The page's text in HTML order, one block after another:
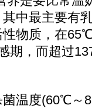
中最主要有
物质，在
，而超过
温度(60℃～